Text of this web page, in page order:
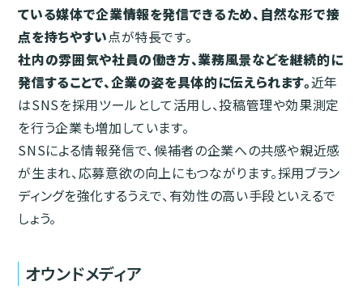
ている媒体で企業情報を発信できるため、自然な形で接
点を持ちやすい点が特長です。
社内の雰囲気や社員の働き方、業務風景などを継続的に
発信することで、企業の姿を具体的に伝えられます。近年
はSNSを採用ツールとして活用し、投稿管理や効果測定
を行う企業も増加しています。
SNSによる情報発信で、候補者の企業への共感や親近感
が生まれ、応募意欲の向上にもつながります。採用ブラン
ディングを強化するうえで、有効性の高い手段といえるで
しょう。
オウンドメディア